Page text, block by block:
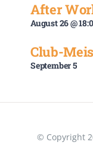
After
August 26 @
Club-
September 5
© Copyright